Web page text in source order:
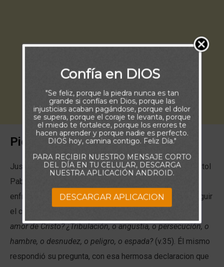
Piensa:
Justo antes de entregarnos la promesa de hoy, el apóstol
Pablo hablaba de los obstaculos y cargas que debian
enfretar aquellos que habian tomado la decision de seguir
el camino de Cristo, diciendo:
amor de Cristo? ¿Tribulación, o angustia, o persecución, o
hambre, o desnudez, o peligro, o espada? (v.35). Él mismo
respondió su pregunta, con esa hermosa declaracion que
Confía en DIOS
"Se feliz, porque la piedra nunca es tan
grande si confías en Dios, porque las
injusticias acaban pagándose, porque el dolor
se supera, porque el coraje te levanta, porque
el miedo te fortalece, porque los errores te
hacen aprender y porque nadie es perfecto.
DIOS hoy, camina contigo. Feliz Día."
PARA RECIBIR NUESTRO MENSAJE CORTO
DEL DÍA EN TU CELULAR, DESCARGA
NUESTRA APLICACIÓN ANDROID.
DESCARGAR APLICACION